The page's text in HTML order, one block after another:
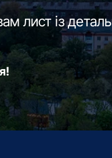
лист із